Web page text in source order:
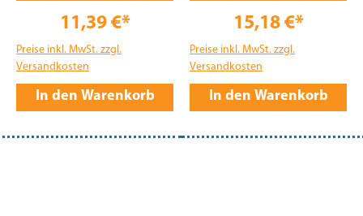
11,39 €*
Preise inkl. MwSt. zzgl.
Versandkosten
In den Warenkorb
15,18 €*
Preise inkl. MwSt. zzgl.
Versandkosten
In den Warenkorb